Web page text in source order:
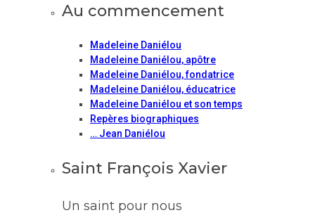
Au commencement
Madeleine Daniélou
Madeleine Daniélou, apôtre
Madeleine Daniélou, fondatrice
Madeleine Daniélou, éducatrice
Madeleine Daniélou et son temps
Repères biographiques
… Jean Daniélou
Saint François Xavier
Un saint pour nous